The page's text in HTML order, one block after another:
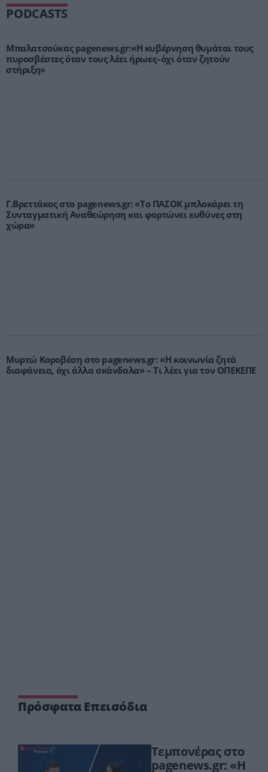
PODCASTS
Μπαλατσούκας pagenews.gr:«Η κυβέρνηση θυμάται τους
πυροσβέστες όταν τους λέει ήρωες–όχι όταν ζητούν
στήριξη»
Γ.Βρεττάκος στο pagenews.gr: «Το ΠΑΣΟΚ μπλοκάρει τη
Συνταγματική Αναθεώρηση και φορτώνει ευθύνες στη
χώρα»
Μυρτώ Κοροβέση στο pagenews.gr: «Η κοινωνία ζητά
διαφάνεια, όχι άλλα σκάνδαλα» – Τι λέει για τον ΟΠΕΚΕΠΕ
Πρόσφατα Επεισόδια
Τεμπονέρας στο
pagenews.gr: «Η